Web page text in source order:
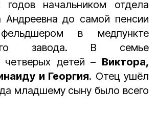
начальником отдела
Андреевна до самой пенсии
в медпункте
завода. В семье
четверых детей – Виктора,
и Георгия. Отец ушёл
младшему сыну было всего